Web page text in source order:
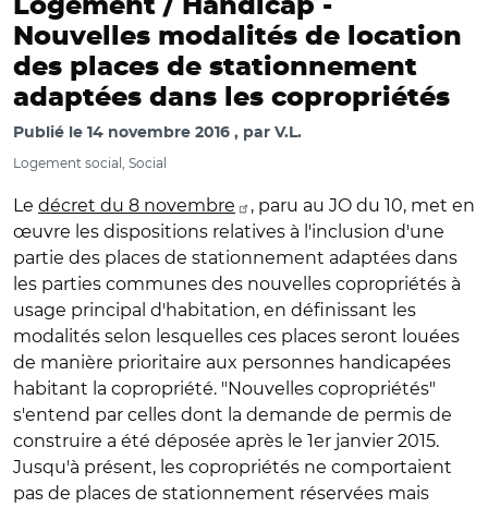
Logement / Handicap -
Nouvelles modalités de location
des places de stationnement
adaptées dans les copropriétés
Publié le 14 novembre 2016 par V.L.
Logement social, Social
Le décret du 8 novembre
, paru au JO du 10, met en
œuvre les dispositions relatives à l'inclusion d'une
partie des places de stationnement adaptées dans
les parties communes des nouvelles copropriétés à
usage principal d'habitation, en définissant les
modalités selon lesquelles ces places seront louées
de manière prioritaire aux personnes handicapées
habitant la copropriété. "Nouvelles copropriétés"
s'entend par celles dont la demande de permis de
construire a été déposée après le 1er janvier 2015.
Jusqu'à présent, les copropriétés ne comportaient
pas de places de stationnement réservées mais